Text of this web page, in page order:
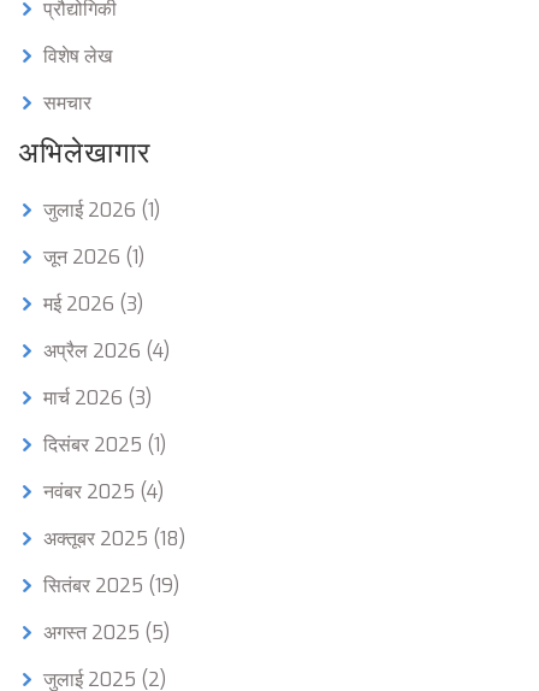
प्रौद्योगिकी
विशेष लेख
समचार
अभिलेखागार
जुलाई 2026 (1)
जून 2026 (1)
मई 2026 (3)
अप्रैल 2026 (4)
मार्च 2026 (3)
दिसंबर 2025 (1)
नवंबर 2025 (4)
अक्तूबर 2025 (18)
सितंबर 2025 (19)
अगस्त 2025 (5)
जुलाई 2025 (2)